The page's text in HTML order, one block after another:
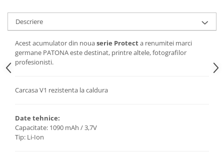
Descriere
Acest acumulator din nouaserie Protecta renumitei marci
germane PATONA este destinat, printre altele, fotografilor
profesionisti.
Carcasa V1 rezistenta la caldura
Date tehnice:
Capacitate: 1090 mAh / 3,7V
Tip: Li-Ion